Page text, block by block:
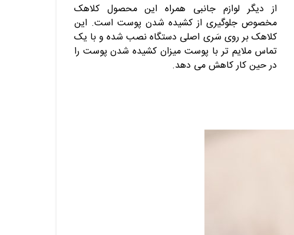
از دیگر لوازم جانبی همراه این محصول کلاهک
مخصوص جلوگیری از کشیده شدن پوست است. این
کلاهک بر روی سَری اصلی دستگاه نصب شده و با یک
تماس ملایم تر با پوست میزان کشیده شدن پوست را
در حین کار کاهش می دهد.